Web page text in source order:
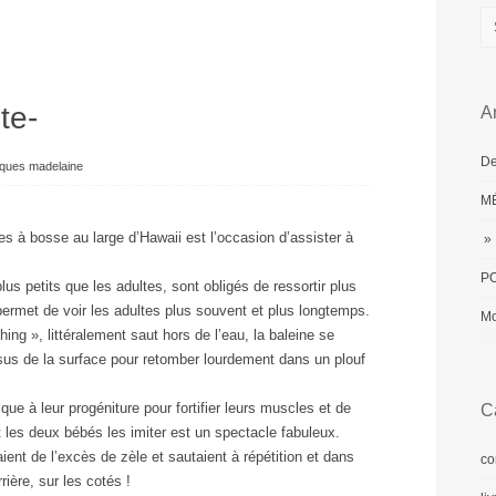
madelaine
à bosse au large d’Hawaii est l’occasion d’assister à
petits que les adultes, sont obligés de ressortir plus
de voir les adultes plus souvent et plus longtemps.
», littéralement saut hors de l’eau, la baleine se
de la surface pour retomber lourdement dans un plouf
à leur progéniture pour fortifier leurs muscles et de
deux bébés les imiter est un spectacle fabuleux.
de l’excès de zèle et sautaient à répétition et dans
sur les cotés !
»